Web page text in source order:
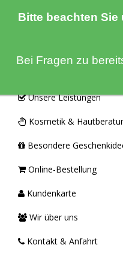
Bitte beachten
Bei Fragen zu
Unsere Leistungen
Kosmetik &
Besondere
Online-Bestellung
Kundenkarte
Wir über uns
Kontakt & Anfahrt